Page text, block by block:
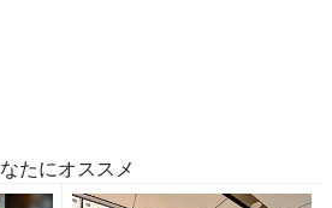
たにオススメ